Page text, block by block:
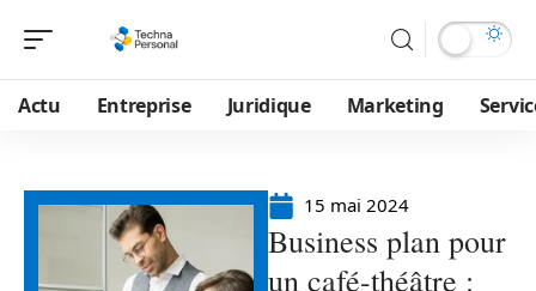
Actu Entreprise Juridique Marketing
15 mai 2024
Business plan pour
un café-théâtre :